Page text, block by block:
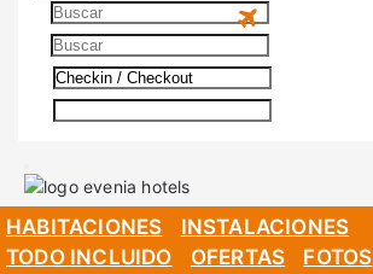
HABITACIONES
INSTALACIONES
TODO INCLUIDO
OFERTAS FOTOS